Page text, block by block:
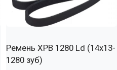
Ремень XPB 1280 Ld (14х13-
1280 зуб)